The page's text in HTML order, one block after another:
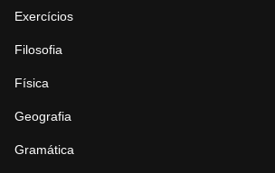
Exercícios
Filosofia
Física
Geografia
Gramática